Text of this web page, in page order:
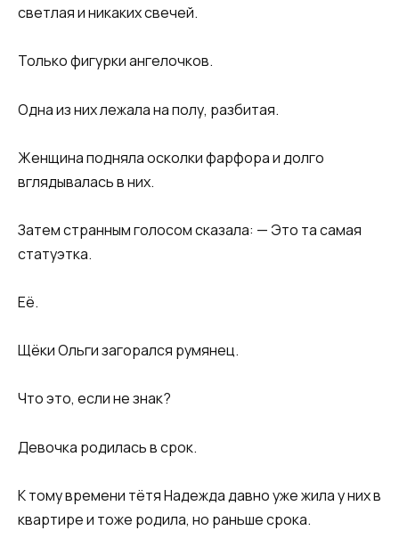
светлая и никаких свечей.
Только фигурки ангелочков.
Одна из них лежала на полу, разбитая.
Женщина подняла осколки фарфора и долго
вглядывалась в них.
Затем странным голосом сказала: — Это та самая
статуэтка.
Её.
Щёки Ольги загорался румянец.
Что это, если не знак?
Девочка родилась в срок.
К тому времени тётя Надежда давно уже жила у них в
квартире и тоже родила, но раньше срока.